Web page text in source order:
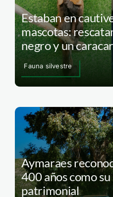
Estaban en
mascotas:
negro y un
Fauna silvestre
Aymaraes
400 años como
patrimonial